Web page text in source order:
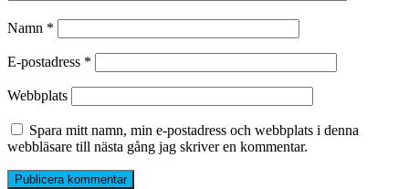
Namn *
E-postadress *
Webbplats
Spara mitt namn, min e-postadress och webbplats i denna
webbläsare till nästa gång jag skriver en kommentar.